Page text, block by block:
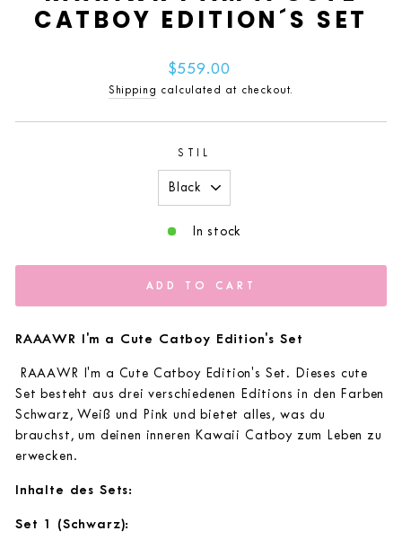
CATBOY EDITION´S SET
Regular
price
$559.00
Shipping calculated at checkout.
STIL
In stock
ADD TO CART
RAAAWR I'm a Cute Catboy Edition's Set
RAAAWR I'm a Cute Catboy Edition's Set. Dieses cute
Set besteht aus drei verschiedenen Editions in den Farben
Schwarz, Weiß und Pink und bietet alles, was du
brauchst, um deinen inneren Kawaii Catboy zum Leben zu
erwecken.
Inhalte des Sets:
Set 1 (Schwarz):